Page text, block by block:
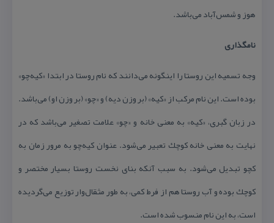
هوز و شمس‌آباد می‌باشد.
نامگذاری
وجه تسمیه این روستا را اینگونه می‌دانند كه نام روستا در ابتدا «كیه‌چو»
بوده است. این نام مركب از «كیه» (بر وزن دیه) و «چو» (بر وزن او) می‌باشد.
در زبان گبری، «كیه» به معنی خانه و «چو» علامت تصغیر می‌باشد كه در
نهایت به معنی خانه كوچك تعبیر می‌شود. عنوان كیه‌چو به مرور زمان به
كچو تبدیل می‌شود. به سبب آنكه بنای نخست روستا بسیار مختصر و
كوچك بوده و آب روستا هم از فرط كمی، به طور مثقال‌وار توزیع می‌گردیده
است، به این نام منسوب شده است.